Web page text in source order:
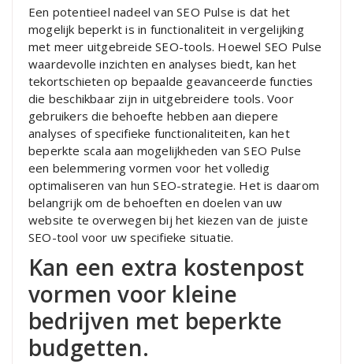
Een potentieel nadeel van SEO Pulse is dat het
mogelijk beperkt is in functionaliteit in vergelijking
met meer uitgebreide SEO-tools. Hoewel SEO Pulse
waardevolle inzichten en analyses biedt, kan het
tekortschieten op bepaalde geavanceerde functies
die beschikbaar zijn in uitgebreidere tools. Voor
gebruikers die behoefte hebben aan diepere
analyses of specifieke functionaliteiten, kan het
beperkte scala aan mogelijkheden van SEO Pulse
een belemmering vormen voor het volledig
optimaliseren van hun SEO-strategie. Het is daarom
belangrijk om de behoeften en doelen van uw
website te overwegen bij het kiezen van de juiste
SEO-tool voor uw specifieke situatie.
Kan een extra kostenpost
vormen voor kleine
bedrijven met beperkte
budgetten.